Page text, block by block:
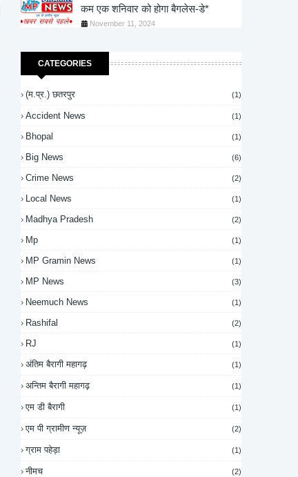
कम एक शनिवार को होगा बैगलेस-डे*
November 11, 2024
CATEGORIES
(म.प्र.) छतरपुर (1)
Accident News (1)
Bhopal (1)
Big News (6)
Crime News (2)
Local News (1)
Madhya Pradesh (2)
Mp (1)
MP Gramin News (1)
MP News (3)
Neemuch News (1)
Rashifal (2)
RJ (1)
अंतिम बैरागी महागढ़ (1)
अन्तिम बैरागी महागढ़ (1)
एम डी बैरागी (1)
एम पी ग्रामीण न्यूज़ (2)
ग्राम पहेड़ा (1)
नीमच (2)